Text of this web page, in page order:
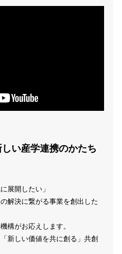
い産学連携のかたち
展開したい」
解決に繋がる事業を創出した
構がお応えします。
新しい価値を共に創る」共創